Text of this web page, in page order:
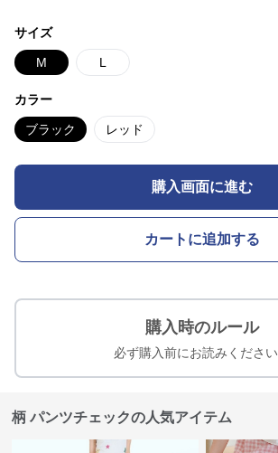
サイズ
M L
カラー
ブラック レッド
購入画面に進む
カートに追加する
購入時のルール
必ず購入前にお読みください
柄 パンツチェックの人気アイテム